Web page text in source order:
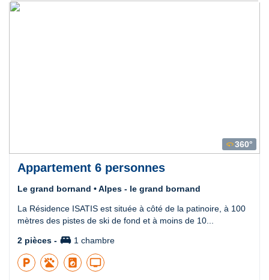
360360°
Appartement 6 personnes
Le grand bornand • Alpes - le grand bornand
La Résidence ISATIS est située à côté de la patinoire, à 100
mètres des pistes de ski de fond et à moins de 10...
2 pièces - king_bed 1 chambre
local_parking local_laundry_service tv